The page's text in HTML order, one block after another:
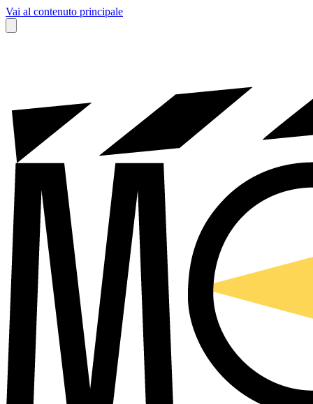
Vai al contenuto principale